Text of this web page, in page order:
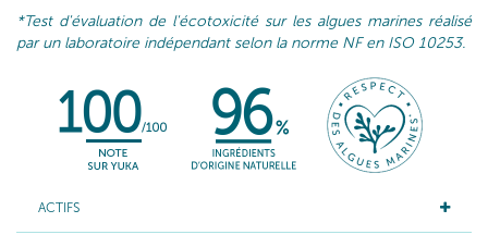
*Test d'évaluation de l'écotoxicité sur les algues marines réalisé
par un laboratoire indépendant selon la norme NF en ISO 10253.
ACTIFS